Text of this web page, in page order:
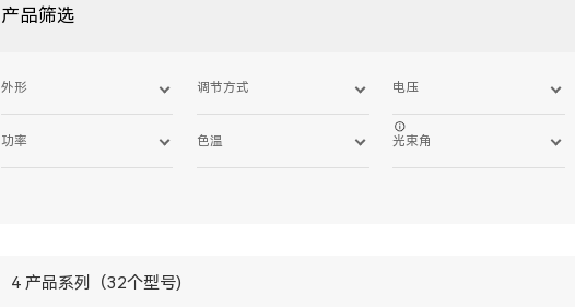
产品筛选
外形 调节方式 电压
功率 色温 光束角
4 产品系列（32个型号)